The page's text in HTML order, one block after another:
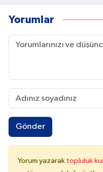
Yorumlar
Gönder
Yorum yazarak topluluk